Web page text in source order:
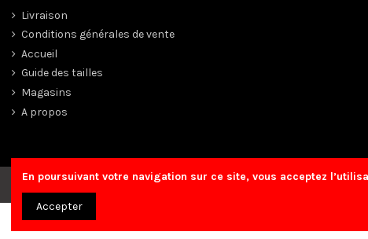
Livraison
Conditions générales de vente
Accueil
Guide des tailles
Magasins
A propos
© 2020 Celio Maroc
En poursuivant votre navigation sur ce site, vous acceptez
Accepter